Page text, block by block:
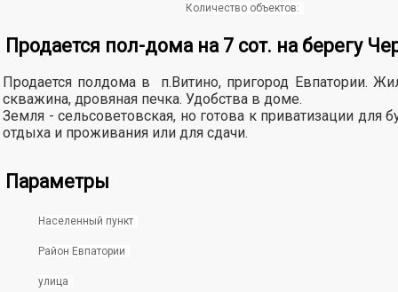
Количество объектов:
Продается пол-дома на 7 сот. на берегу
Продается полдома в п.Витино, пригород Евпатории.
скважина, дровяная печка. Удобства в доме.
Земля - сельсоветовская, но готова к приватизации
отдыха и проживания или для сдачи.
Параметры
Населенный пункт
Район Евпатории
улица